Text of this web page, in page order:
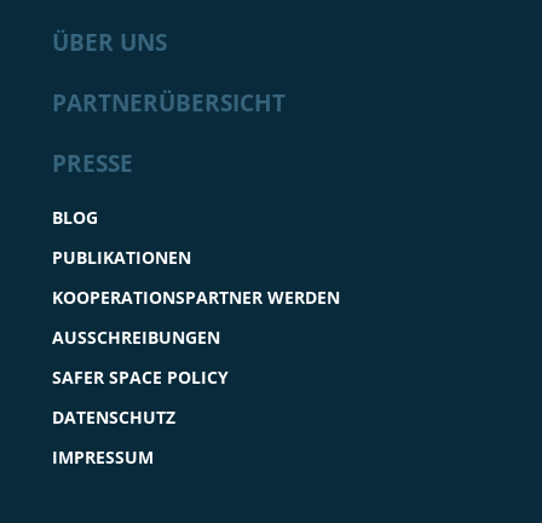
ÜBER UNS
PARTNERÜBERSICHT
PRESSE
BLOG
PUBLIKATIONEN
KOOPERATIONSPARTNER WERDEN
AUSSCHREIBUNGEN
SAFER SPACE POLICY
DATENSCHUTZ
IMPRESSUM